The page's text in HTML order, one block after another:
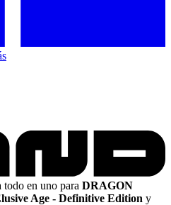
todo en uno para DRAGON
Age - Definitive Edition y